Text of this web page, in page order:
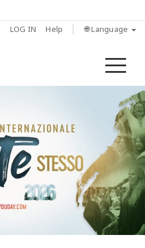
LOG IN Help 🌐 Language